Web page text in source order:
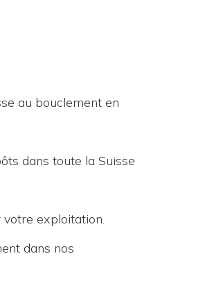
au bouclement en
dans toute la Suisse
exploitation.
dans nos